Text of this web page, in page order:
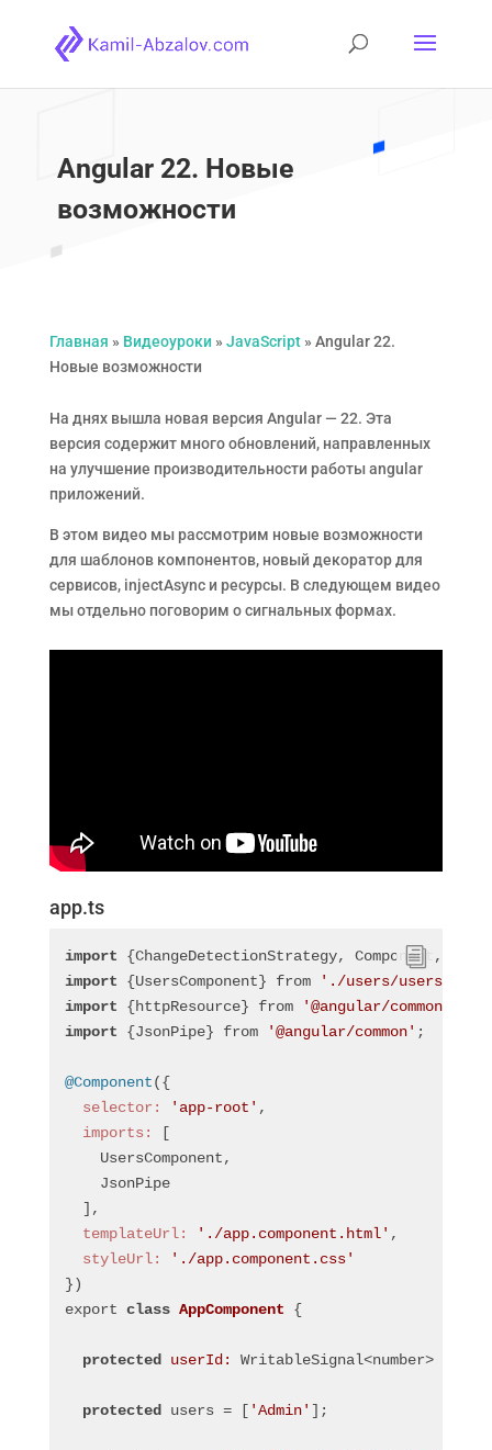
Angular 22. Новые
возможности
Главная » Видеоуроки » JavaScript» Angular 22.
Новые возможности
На днях вышла новая версия Angular — 22. Эта
версия содержит много обновлений, направленных
на улучшение производительности работы angular
приложений.
В этом видео мы рассмотрим новые возможности
для шаблонов компонентов, новый декоратор для
сервисов, injectAsync и ресурсы. В следующем видео
мы отдельно поговорим о сигнальных формах.
app.ts
import {ChangeDetectionStrategy, Component,
import {UsersComponent} from
'./users/
import {httpResource} from
'@angular/common/
import {JsonPipe} from '@angular/common' ;
@Component({
  selector:
'app-root' ,
  imports:
[
    UsersComponent,
    JsonPipe
  ],
  templateUrl:
'./app.component.html' ,
  styleUrl:
'./app.component.css'
})
export class AppComponent {
protected userId: WritableSignal<number> =
protected users = [ 'Admin' ];